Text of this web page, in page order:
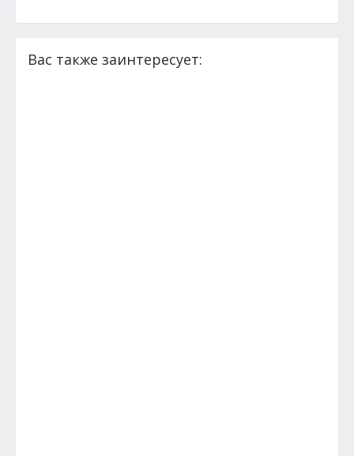
Вас также заинтересует: